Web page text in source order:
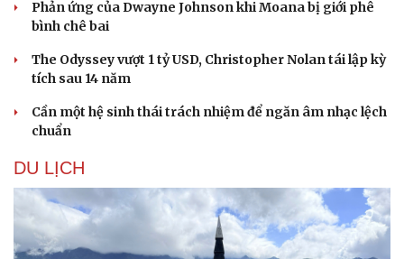
Phản ứng của Dwayne Johnson khi Moana bị giới phê
bình chê bai
The Odyssey vượt 1 tỷ USD, Christopher Nolan tái lập kỳ
tích sau 14 năm
Cần một hệ sinh thái trách nhiệm để ngăn âm nhạc lệch
chuẩn
DU LỊCH